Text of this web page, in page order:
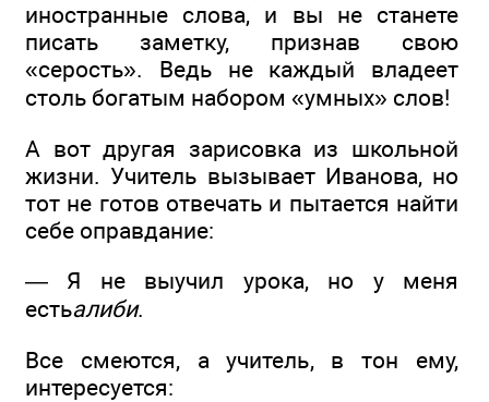
иностранные слова, и вы не станете
писать заметку, признав свою
«серость». Ведь не каждый владеет
столь богатым набором «умных» слов!
А вот другая зарисовка из школьной
жизни. Учитель вызывает Иванова, но
тот не готов отвечать и пытается найти
себе оправдание:
— Я не выучил урока, но у меня
естьалиби.
Все смеются, а учитель, в тон ему,
интересуется: